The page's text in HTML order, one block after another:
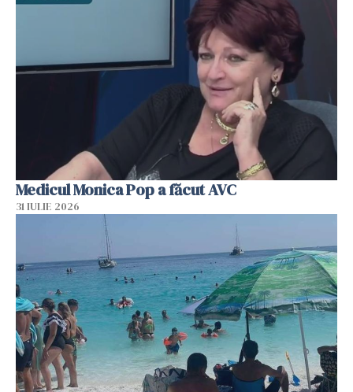
Medicul Monica Pop a făcut AVC
31 IULIE 2026